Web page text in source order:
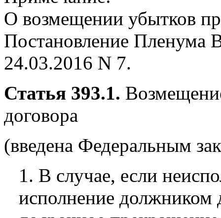
О возмещении убытков
Постановление Пленума
24.03.2016 N 7.
Статья 393.1.
договора
(введена Федеральным
1. В случае, если
исполнение должником